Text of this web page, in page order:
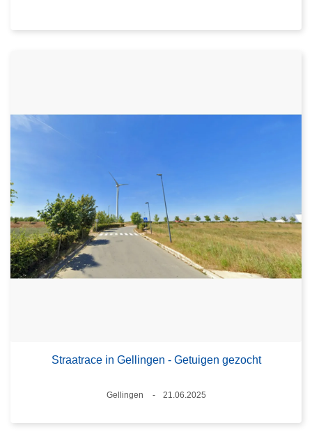
Straatrace in Gellingen - Getuigen gezocht
Plaats
Gellingen
21.06.2025